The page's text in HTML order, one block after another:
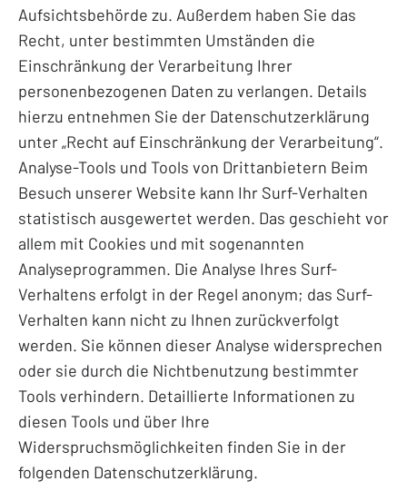
Aufsichtsbehörde zu. Außerdem haben Sie das
Recht, unter bestimmten Umständen die
Einschränkung der Verarbeitung Ihrer
personenbezogenen Daten zu verlangen. Details
hierzu entnehmen Sie der Datenschutzerklärung
unter „Recht auf Einschränkung der Verarbeitung“.
Analyse-Tools und Tools von Drittanbietern Beim
Besuch unserer Website kann Ihr Surf-Verhalten
statistisch ausgewertet werden. Das geschieht vor
allem mit Cookies und mit sogenannten
Analyseprogrammen. Die Analyse Ihres Surf-
Verhaltens erfolgt in der Regel anonym; das Surf-
Verhalten kann nicht zu Ihnen zurückverfolgt
werden. Sie können dieser Analyse widersprechen
oder sie durch die Nichtbenutzung bestimmter
Tools verhindern. Detaillierte Informationen zu
diesen Tools und über Ihre
Widerspruchsmöglichkeiten finden Sie in der
folgenden Datenschutzerklärung.